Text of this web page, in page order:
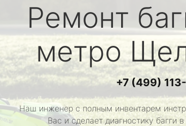
Ремонт
метро
+7 (499)
Наш инженер с полным инвентарем
Вас и сделает диагностику